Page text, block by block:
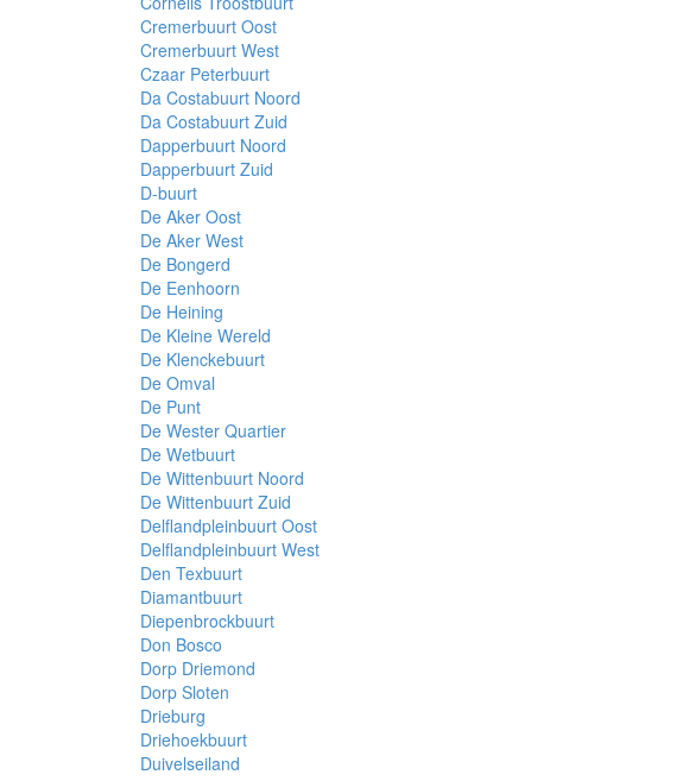
Cremerbuurt Oost
Cremerbuurt West
Czaar Peterbuurt
Da Costabuurt Noord
Da Costabuurt Zuid
Dapperbuurt Noord
Dapperbuurt Zuid
D-buurt
De Aker Oost
De Aker West
De Bongerd
De Eenhoorn
De Heining
De Kleine Wereld
De Klenckebuurt
De Omval
De Punt
De Wester Quartier
De Wetbuurt
De Wittenbuurt Noord
De Wittenbuurt Zuid
Delflandpleinbuurt Oost
Delflandpleinbuurt West
Den Texbuurt
Diamantbuurt
Diepenbrockbuurt
Don Bosco
Dorp Driemond
Dorp Sloten
Drieburg
Driehoekbuurt
Duivelseiland